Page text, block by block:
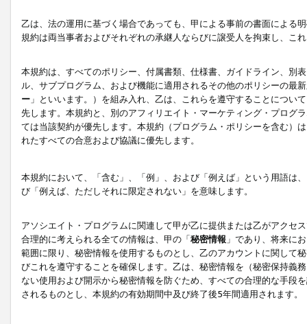
乙は、法の運用に基づく場合であっても、甲による事前の書面による
規約は両当事者およびそれぞれの承継人ならびに譲受人を拘束し、こ
本規約は、すべてのポリシー、付属書類、仕様書、ガイドライン、別
ル、サブプログラム、および機能に適用されるその他のポリシーの最
ー 」といいます。）を組み入れ、乙は、これらを遵守することにつ
先します。本規約と、別のアフィリエイト・マーケティング・プログ
ては当該契約が優先します。本規約（プログラム・ポリシーを含む）
れたすべての合意および協議に優先します。
本規約において、「含む」、「例」、および「例えば」という用語は
び「例えば、ただしそれに限定されない」を意味します。
アソシエイト・プログラムに関連して甲が乙に提供または乙がアクセ
合理的に考えられる全ての情報は、甲の「秘密情報 」であり、将来に
範囲に限り、秘密情報を使用するものとし、乙のアカウントに関して
びこれを遵守することを確保します。乙は、秘密情報を（秘密保持義
ない使用および開示から秘密情報を防ぐため、すべての合理的な手段
されるものとし、本規約の有効期間中及び終了後5年間適用されます。